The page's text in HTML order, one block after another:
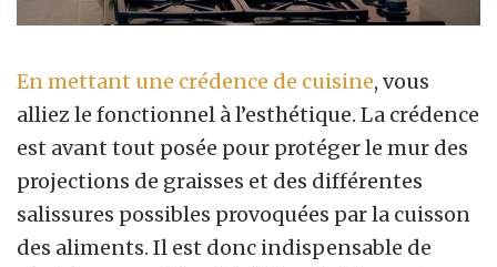
En mettant une crédence de cuisine, vous
alliez le fonctionnel à l’esthétique. La crédence
est avant tout posée pour protéger le mur des
projections de graisses et des différentes
salissures possibles provoquées par la cuisson
des aliments. Il est donc indispensable de